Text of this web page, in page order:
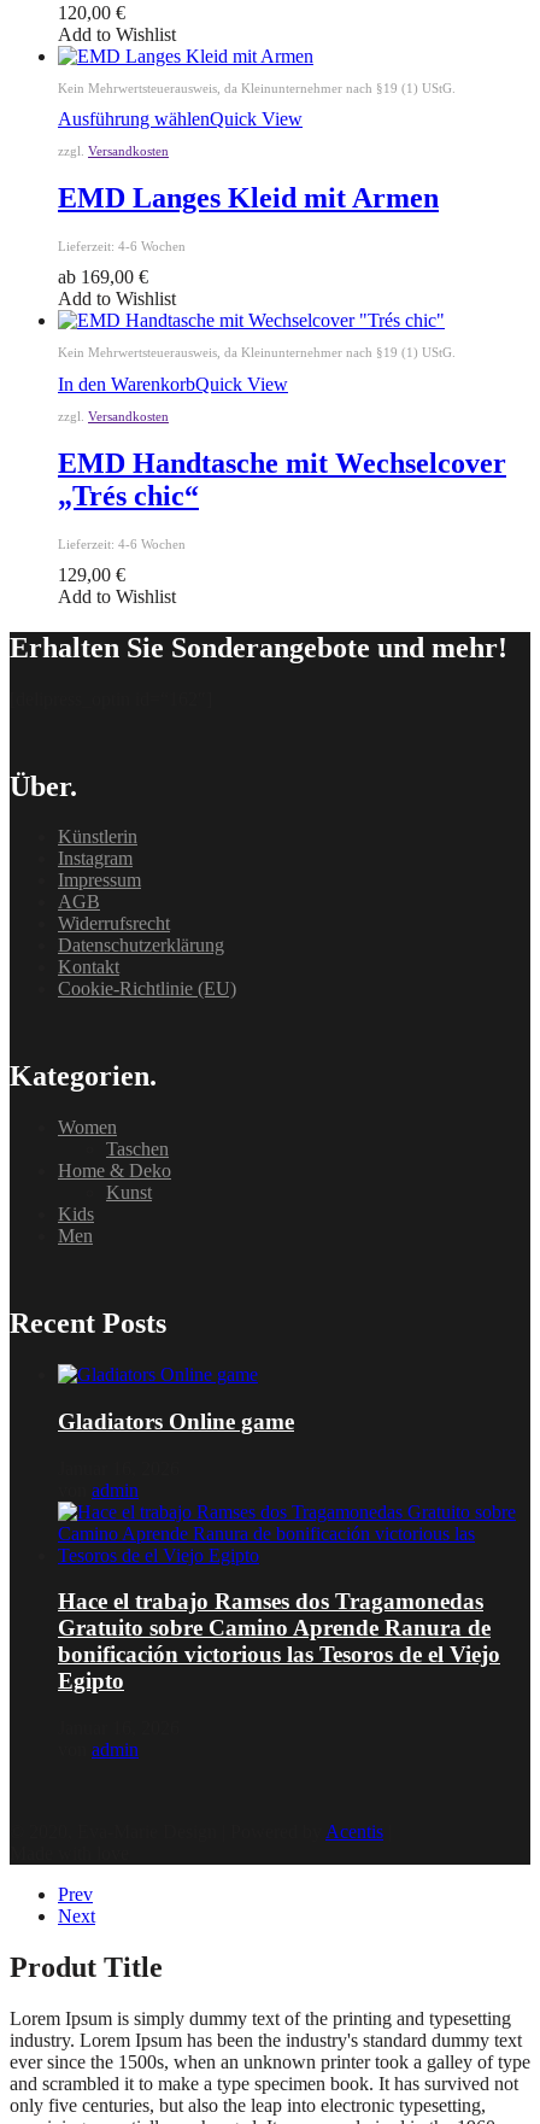
120,00 €
Add to Wishlist
Kein Mehrwertsteuerausweis, da Kleinunternehmer nach §19 (1) UStG.
Ausführung wählenQuick View
zzgl. Versandkosten
EMD Langes Kleid mit Armen
Lieferzeit: 4-6 Wochen
ab 169,00 €
Add to Wishlist
Kein Mehrwertsteuerausweis, da Kleinunternehmer nach §19 (1) UStG.
In den WarenkorbQuick View
zzgl. Versandkosten
EMD Handtasche mit Wechselcover
„Trés chic“
Lieferzeit: 4-6 Wochen
129,00 €
Add to Wishlist
Erhalten Sie Sonderangebote und mehr!
Über.
Künstlerin
Instagram
Impressum
AGB
Widerrufsrecht
Datenschutzerklärung
Kontakt
Cookie-Richtlinie (EU)
Kategorien.
Women
Taschen
Home & Deko
Kunst
Kids
Men
Recent Posts
Gladiators Online game
admin
Hace el trabajo Ramses dos Tragamonedas
Gratuito sobre Camino Aprende Ranura de
bonificación victorious las Tesoros de el Viejo
Egipto
admin
Acentis
Prev
Next
Produt Title
Lorem Ipsum is simply dummy text of the printing and typesetting
industry. Lorem Ipsum has been the industry's standard dummy text
ever since the 1500s, when an unknown printer took a galley of type
and scrambled it to make a type specimen book. It has survived not
only five centuries, but also the leap into electronic typesetting,